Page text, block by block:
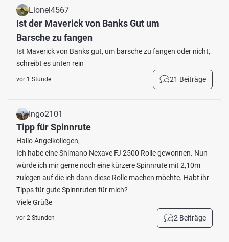
Lionel4567
Ist der Maverick von Banks Gut um
Barsche zu fangen
Ist Maverick von Banks gut, um barsche zu fangen oder nicht,
schreibt es unten rein
vor 1 Stunde 21 Beiträge
Ingo2101
Tipp für Spinnrute
Hallo Angelkollegen,
Ich habe eine Shimano Nexave FJ 2500 Rolle gewonnen. Nun
würde ich mir gerne noch eine kürzere Spinnrute mit 2,10m
zulegen auf die ich dann diese Rolle machen möchte. Habt ihr
Tipps für gute Spinnruten für mich?
Viele Grüße
vor 2 Stunden 2 Beiträge